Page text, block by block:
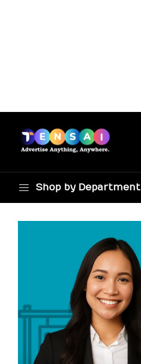
Shop by Department